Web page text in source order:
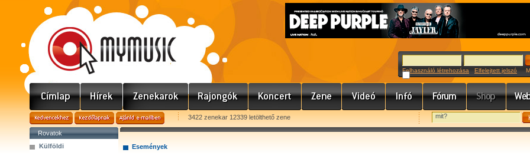
Felhasználó létrehozása Elfelejtett jelszó
3422 zenekar 12339 letölthető zene
Rovatok
Külföldi
Események